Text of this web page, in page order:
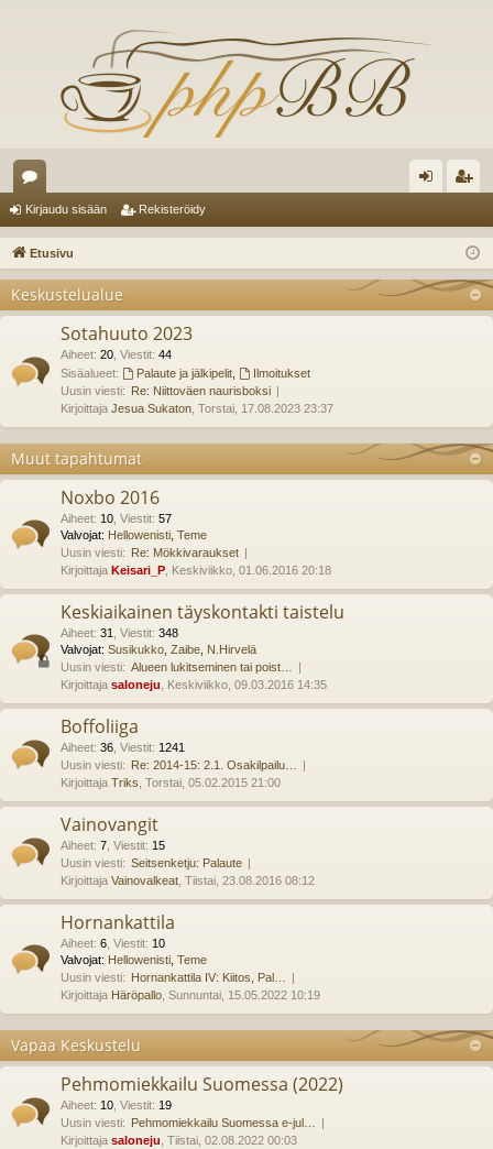
es
ku
el
t
au
si
ist
öi
Kirjaudu sisään Rekisteröidy
Etusivu
Keskustelualue
Sotahuuto 2023
Aiheet: 20 Viestit: 44
Sisäalueet:
Palaute ja jälkipelit,
Ilmoitukset
Uusin viesti: Re: Niittoväen naurisboksi
Kirjoittaja Jesua Sukaton , Torstai, 17.08.2023 23:37
Muut tapahtumat
Noxbo 2016
Aiheet: 10 Viestit: 57
Valvojat: Hellowenisti Teme
Uusin viesti: Re: Mökkivaraukset
Kirjoittaja Keisari_P , Keskiviikko, 01.06.2016 20:18
Keskiaikainen täyskontakti taistelu
Aiheet: 31 Viestit: 348
Valvojat: Susikukko Zaibe N.Hirvelä
Uusin viesti: Alueen lukitseminen tai poist…
Kirjoittaja saloneju , Keskiviikko, 09.03.2016 14:35
Boffoliiga
Aiheet: 36 Viestit: 1241
Uusin viesti: Re: 2014-15: 2.1. Osakilpailu…
Kirjoittaja Triks , Torstai, 05.02.2015 21:00
Vainovangit
Aiheet: 7 Viestit: 15
Uusin viesti: Seitsenketju: Palaute
Kirjoittaja Vainovalkeat , Tiistai, 23.08.2016 08:12
Hornankattila
Aiheet: 6 Viestit: 10
Valvojat: Hellowenisti Teme
Uusin viesti: Hornankattila IV: Kiitos, Pal…
Kirjoittaja Häröpallo , Sunnuntai, 15.05.2022 10:19
Vapaa Keskustelu
Pehmomiekkailu Suomessa (2022)
Aiheet: 10 Viestit: 19
Uusin viesti: Pehmomiekkailu Suomessa e-jul…
Kirjoittaja saloneju , Tiistai, 02.08.2022 00:03